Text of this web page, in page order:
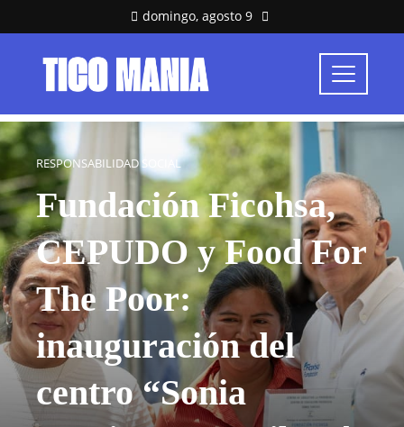
domingo, agosto 9
RESPONSABILIDAD SOCIAL
Fundación Ficohsa,
CEPUDO y Food For
The Poor:
inauguración del
centro “Sonia